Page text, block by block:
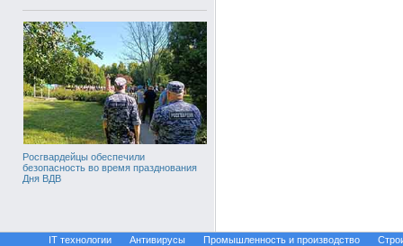
Росгвардейцы обеспечили
безопасность во время празднования
Дня ВДВ
IT технологии Антивирусы Промышленность и производство